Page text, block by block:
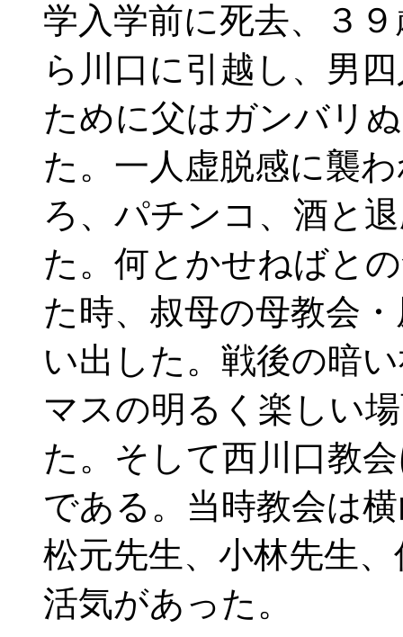
学入学前に死去、３
ら川口に引越し、男
ために父はガンバリ
た。一人虚脱感に襲
ろ、パチンコ、酒と
た。何とかせねばと
た時、叔母の母教会
い出した。戦後の暗
マスの明るく楽しい
た。そして西川口教
である。当時教会は
松元先生、小林先生
活気があった。